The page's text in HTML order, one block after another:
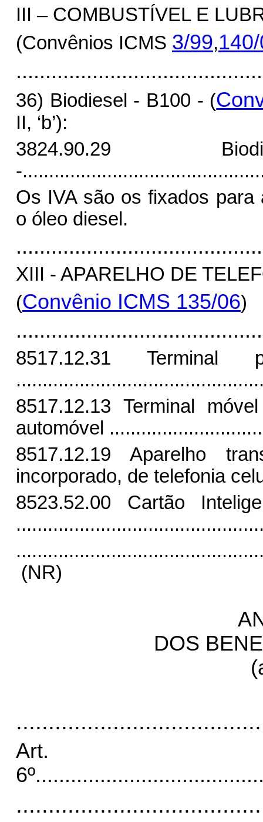
III – COMBUSTÍVEL E
(Convênios ICMS 3/99,
36) Biodiesel - B100 - (
II, ‘b’):
3824.90.29
-
Os IVA são os fixados
o óleo diesel.
XIII - APARELHO DE
(Convênio ICMS 135/06)
8517.12.31
8517.12.13 Terminal
automóvel
8517.12.19 Aparelho
incorporado, de telefonia
8523.52.00 Cartão
(NR)
DOS
Art.
6º